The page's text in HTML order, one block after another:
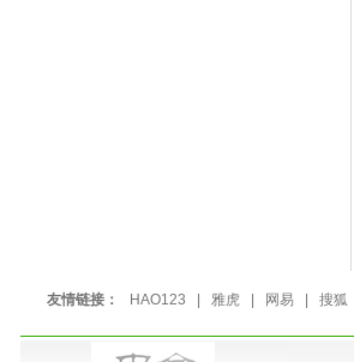
友情链接： HAO123 雅虎 网易 搜狐